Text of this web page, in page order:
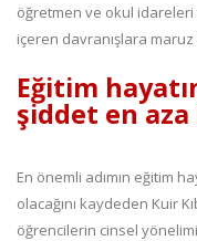
öğretmen ve okul idareleri
içeren davranışlara maruz
Eğitim
şiddet en
En önemli adımın eğitim
olacağını kaydeden Kuir
öğrencilerin cinsel